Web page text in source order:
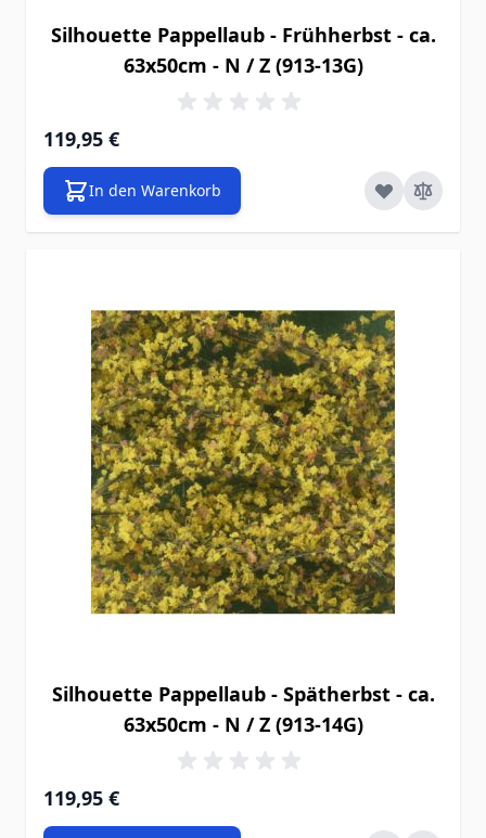
Silhouette Pappellaub - Frühherbst - ca.
63x50cm - N / Z (913-13G)
119,95 €
In den Warenkorb
Silhouette Pappellaub - Spätherbst - ca.
63x50cm - N / Z (913-14G)
119,95 €